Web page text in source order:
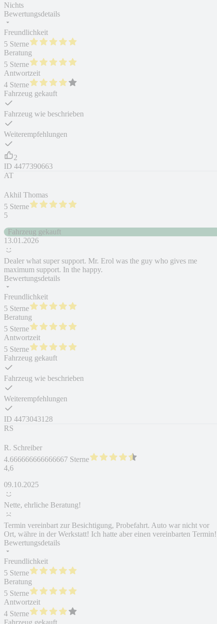
Nichts
Bewertungsdetails
Freundlichkeit
5 Sterne
Beratung
5 Sterne
Antwortzeit
4 Sterne
Fahrzeug gekauft
Fahrzeug wie beschrieben
Weiterempfehlungen
2
ID 4477390663
AT
Akhil Thomas
5 Sterne
5
Fahrzeug gekauft
13.01.2026
Dealer what super support. Mr. Erol was the guy who gives me
maximum support. In the happy.
Bewertungsdetails
Freundlichkeit
5 Sterne
Beratung
5 Sterne
Antwortzeit
5 Sterne
Fahrzeug gekauft
Fahrzeug wie beschrieben
Weiterempfehlungen
ID 4473043128
RS
R. Schreiber
4.666666666666667 Sterne
4,6
09.10.2025
Nette, ehrliche Beratung!
Termin vereinbart zur Besichtigung, Probefahrt. Auto war nicht vor
Ort, währe in der Werkstatt! Ich hatte aber einen vereinbarten Termin!
Bewertungsdetails
Freundlichkeit
5 Sterne
Beratung
5 Sterne
Antwortzeit
4 Sterne